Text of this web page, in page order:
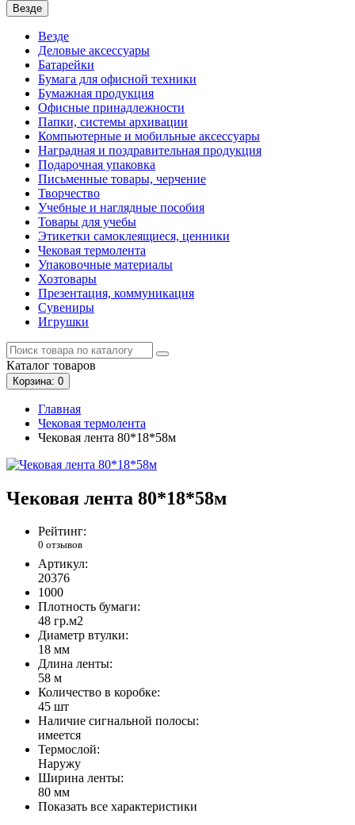
Везде
Везде
Деловые аксессуары
Батарейки
Бумага для офисной техники
Бумажная продукция
Офисные принадлежности
Папки, системы архивации
Компьютерные и мобильные аксессуары
Наградная и поздравительная продукция
Подарочная упаковка
Письменные товары, черчение
Творчество
Учебные и наглядные пособия
Товары для учебы
Этикетки самоклеящиеся, ценники
Чековая термолента
Упаковочные материалы
Хозтовары
Презентация, коммуникация
Сувениры
Игрушки
Каталог товаров
Корзина: 0
Главная
Чековая термолента
Чековая лента 80*18*58м
Чековая лента 80*18*58м
Рейтинг:
0 отзывов
Артикул:
20376
1000
Плотность бумаги:
48 гр.м2
Диаметр втулки:
18 мм
Длина ленты:
58 м
Количество в коробке:
45 шт
Наличие сигнальной полосы:
имеется
Термослой:
Наружу
Ширина ленты:
80 мм
Показать все характеристики